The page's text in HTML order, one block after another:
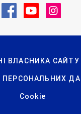
Відвідайте
ВЛАСНИКА САЙТУ
ПЕРСОНАЛЬНИХ
Cookie